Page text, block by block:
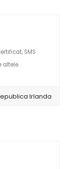
SMS
altele.
Irlanda